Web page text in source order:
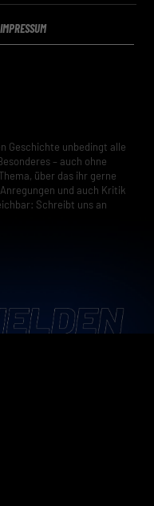
IMPRESSUM
Geschichte unbedingt alle
– auch ohne
über das ihr gerne
und auch Kritik
Schreibt uns an